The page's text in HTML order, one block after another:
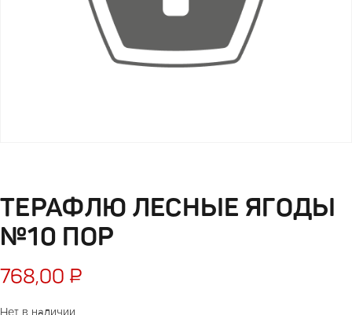
ТЕРАФЛЮ ЛЕСНЫЕ ЯГОДЫ
№10 ПОР
768,00 ₽
Нет в наличии